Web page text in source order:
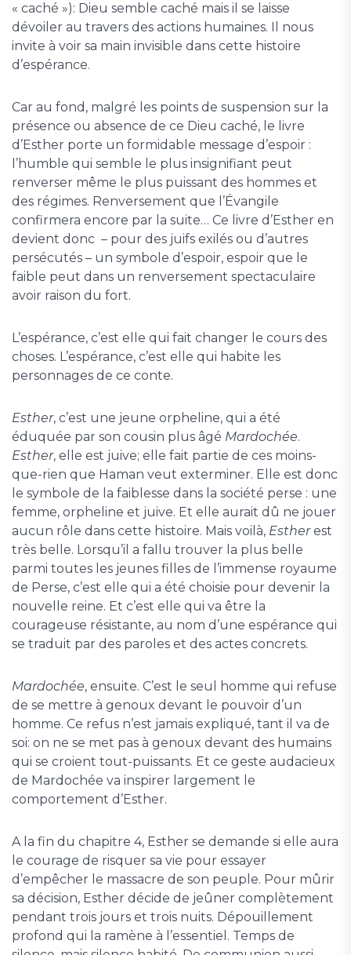
« caché »): Dieu semble caché mais il se laisse
dévoiler au travers des actions humaines. Il nous
invite à voir sa main invisible dans cette histoire
d’espérance.
Car au fond, malgré les points de suspension sur la
présence ou absence de ce Dieu caché, le livre
d’Esther porte un formidable message d’espoir :
l’humble qui semble le plus insignifiant peut
renverser même le plus puissant des hommes et
des régimes. Renversement que l’Évangile
confirmera encore par la suite… Ce livre d’Esther en
devient donc – pour des juifs exilés ou d’autres
persécutés – un symbole d’espoir, espoir que le
faible peut dans un renversement spectaculaire
avoir raison du fort.
L’espérance, c’est elle qui fait changer le cours des
choses. L’espérance, c’est elle qui habite les
personnages de ce conte.
Esther, c’est une jeune orpheline, qui a été
éduquée par son cousin plus âgé Mardochée.
Esther, elle est juive; elle fait partie de ces moins-
que-rien que Haman veut exterminer. Elle est donc
le symbole de la faiblesse dans la société perse : une
femme, orpheline et juive. Et elle aurait dû ne jouer
aucun rôle dans cette histoire. Mais voilà, Estherest
très belle. Lorsqu’il a fallu trouver la plus belle
parmi toutes les jeunes filles de l’immense royaume
de Perse, c’est elle qui a été choisie pour devenir la
nouvelle reine. Et c’est elle qui va être la
courageuse résistante, au nom d’une espérance qui
se traduit par des paroles et des actes concrets.
Mardochée, ensuite. C’est le seul homme qui refuse
de se mettre à genoux devant le pouvoir d’un
homme. Ce refus n’est jamais expliqué, tant il va de
soi: on ne se met pas à genoux devant des humains
qui se croient tout-puissants. Et ce geste audacieux
de Mardochée va inspirer largement le
comportement d’Esther.
A la fin du chapitre 4, Esther se demande si elle aura
le courage de risquer sa vie pour essayer
d’empêcher le massacre de son peuple. Pour mûrir
sa décision, Esther décide de jeûner complètement
pendant trois jours et trois nuits. Dépouillement
profond qui la ramène à l’essentiel. Temps de